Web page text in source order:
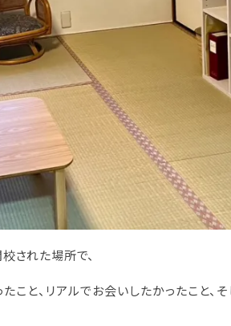
された場所で、
と、リアルでお会いしたかったこと、